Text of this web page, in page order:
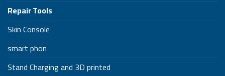
Repair Tools
Skin Console
smart phon
Stand Charging and 3D printed